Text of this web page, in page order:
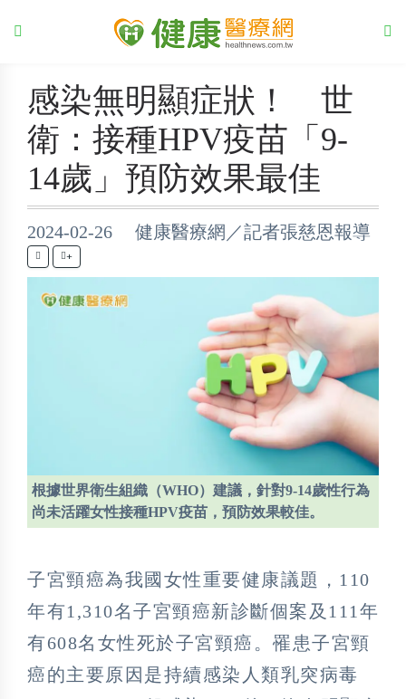
感染無明顯症狀！ 世
衛：接種HPV疫苗「9-
14歲」預防效果最佳
2024-02-26 健康醫療網／記者張慈恩報導
+
根據世界衛生組織（WHO）建議，針對9-14歲性行為
尚未活躍女性接種HPV疫苗，預防效果較佳。
子宮頸癌為我國女性重要健康議題，110
年有1,310名子宮頸癌新診斷個案及111年
有608名女性死於子宮頸癌。罹患子宮頸
癌的主要原因是持續感染人類乳突病毒